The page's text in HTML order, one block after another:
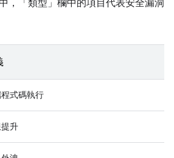
，「類型」 欄中的項目代表安全漏洞
式碼執行
升